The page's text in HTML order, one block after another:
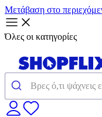
Μετάβαση στο
Όλες οι κατηγορίες